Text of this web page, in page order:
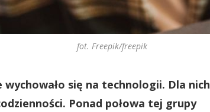
fot. Freepik/freepik
się na technologii. Dla nich
Ponad połowa tej grupy